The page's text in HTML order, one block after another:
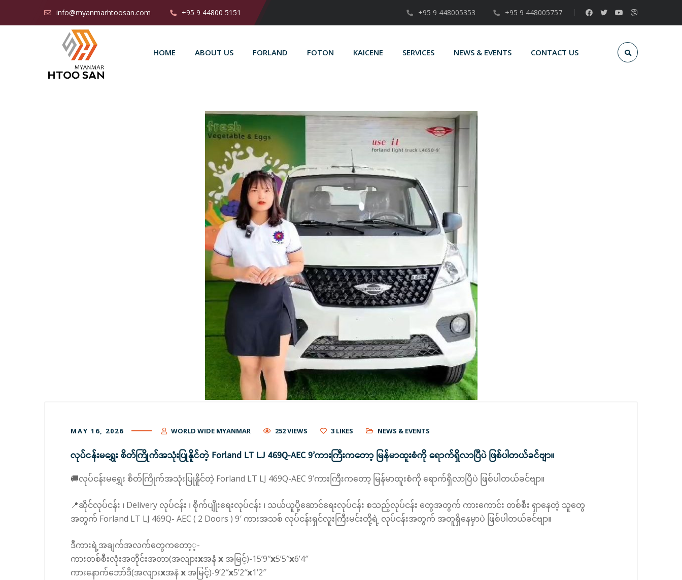
+95 9 44800 5151
info@myanmarhtoosan.com +95 9 448005353 +95 9 448005757
HOME ABOUT US FORLAND FOTON KAICENE SERVICES NEWS & EVENTS CONTACT US
MAY 16, 2026 WORLD WIDE MYANMAR 252 VIEWS 3 LIKES NEWS & EVENTS
လုပ်ငန်းမရွှေး စိတ်ကြိုက်အသုံးပြုနိူင်တဲ့ Forland LT LJ 469Q-AEC 9’ကားကြီးကတော့ မြန်မာထူးစံကို ရောက်ရှိလာပြီပဲ ဖြစ်ပါတယ်ခင်ဗျာ။
🚚လုပ်ငန်းမရွှေး စိတ်ကြိုက်အသုံးပြုနိူင်တဲ့ Forland LT LJ 469Q-AEC 9’ကားကြီးကတော့ မြန်မာထူးစံကို ရောက်ရှိလာပြီပဲ ဖြစ်ပါတယ်ခင်ဗျာ။
📍ဆိုင်လုပ်ငန်း ၊ Delivery လုပ်ငန်း ၊ စိုက်ပျိုးရေးလုပ်ငန်း ၊ သယ်ယူပို့ဆောင်ရေးလုပ်ငန်း စသည့်လုပ်ငန်း တွေအတွက် ကားကောင်း တစ်စီး ရှာနေတဲ့ သူတွေ
အတွက် Forland LT LJ 469Q- AEC ( 2 Doors ) 9′ ကားအသစ် လုပ်ငန်းရှင်လူးကြီးမင်းတို့ရဲ့ လုပ်ငန်းအတွက် အတူရှိနေမှာပဲ ဖြစ်ပါတယ်ခင်ဗျာ။
ဒီကားရဲ့အချက်အလက်တွေကတော့့-
ကားတစ်စီးလုံးအတိုင်းအတာ(အလျား𝘅အနံ 𝘅 အမြင့်)-15’9″𝘅5’5″𝘅6’4″
ကားနောက်ဘော်ဒီ(အလျား𝘅အနံ 𝘅 အမြင့်)-9’2″𝘅5’2″𝘅1’2″